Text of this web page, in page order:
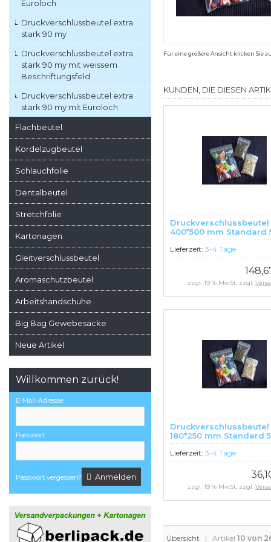
Euroloch
Druckverschlussbeutel extra
stark 90 my
Druckverschlussbeutel extra
stark 90 my mit weissem
Beschriftungsfeld
Druckverschlussbeutel extra
stark 90 my mit Euroloch
Flachbeutel
Kordelzugbeutel
Schlauchfolie
Dentalbeutel
Stretchfolie
Kartonagen
Gleitverschlussbeutel
Aromaschutzbeutel
Arbeitshandschuhe
Big Bag Gewebesäcke
Neue Artikel
Willkommen zurück!
E-Mail-Adresse:
Passwort:
Passwort vergessen? Anmelden
Für eine größere Ansicht klicken Sie
KUNDEN, DIE DIESEN
Druckverschlussbeutel
400*500 mm Standard
LDPE transparent 1000
Lieferzeit: 3-4 Tage
zzgl. 19 % MwSt. zzgl.
Druckverschlussbeutel
180*250 mm Standard
LDPE transparent 1000
Lieferzeit: 3-4 Tage
zzgl. 19 % MwSt. zzgl.
Übersicht | Artikel 10 von